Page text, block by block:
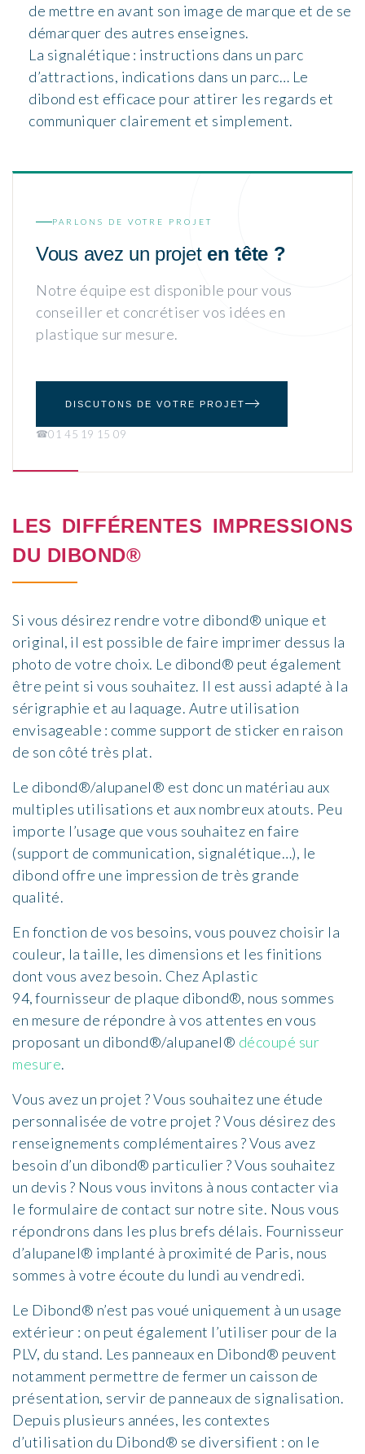
de mettre en avant son image de marque et de se
démarquer des autres enseignes.
La signalétique : instructions dans un parc
d’attractions, indications dans un parc… Le
dibond est efficace pour attirer les regards et
communiquer clairement et simplement.
PARLONS DE VOTRE PROJET
Vous avez un projet en tête ?
Notre équipe est disponible pour vous
conseiller et concrétiser vos idées en
plastique sur mesure.
DISCUTONS DE VOTRE PROJET
01 45 19 15 09
LES DIFFÉRENTES IMPRESSIONS
DU DIBOND®
Si vous désirez rendre votre dibond® unique et
original, il est possible de faire imprimer dessus la
photo de votre choix. Le dibond® peut également
être peint si vous souhaitez. Il est aussi adapté à la
sérigraphie et au laquage. Autre utilisation
envisageable : comme support de sticker en raison
de son côté très plat.
Le dibond®/alupanel® est donc un matériau aux
multiples utilisations et aux nombreux atouts. Peu
importe l’usage que vous souhaitez en faire
(support de communication, signalétique…), le
dibond offre une impression de très grande
qualité.
En fonction de vos besoins, vous pouvez choisir la
couleur, la taille, les dimensions et les finitions
dont vous avez besoin. Chez Aplastic
94, fournisseur de plaque dibond®, nous sommes
en mesure de répondre à vos attentes en vous
proposant un dibond®/alupanel® découpé sur
mesure.
Vous avez un projet ? Vous souhaitez une étude
personnalisée de votre projet ? Vous désirez des
renseignements complémentaires ? Vous avez
besoin d’un dibond® particulier ? Vous souhaitez
un devis ? Nous vous invitons à nous contacter via
le formulaire de contact sur notre site. Nous vous
répondrons dans les plus brefs délais. Fournisseur
d’alupanel® implanté à proximité de Paris, nous
sommes à votre écoute du lundi au vendredi.
Le Dibond® n’est pas voué uniquement à un usage
extérieur : on peut également l’utiliser pour de la
PLV, du stand. Les panneaux en Dibond® peuvent
notamment permettre de fermer un caisson de
présentation, servir de panneaux de signalisation.
Depuis plusieurs années, les contextes
d’utilisation du Dibond® se diversifient : on le